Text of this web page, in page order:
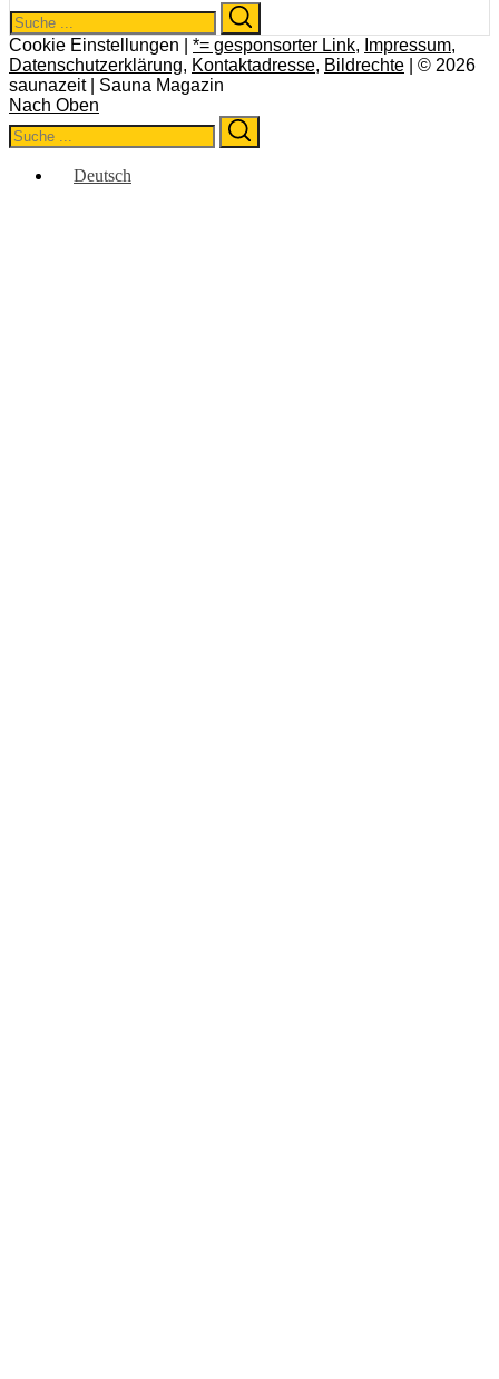
Search
for:
Cookie Einstellungen | *= gesponsorter Link, Impressum,
Datenschutzerklärung, Kontaktadresse, Bildrechte | © 2026
saunazeit | Sauna Magazin
Nach Oben
Search
for:
Deutsch